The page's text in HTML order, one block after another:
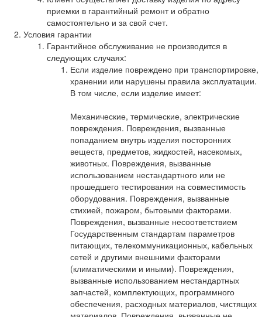
приемки в гарантийный ремонт и обратно
самостоятельно и за свой счет.
Условия гарантии
Гарантийное обслуживание не производится в
следующих случаях:
Если изделие повреждено при транспортировке,
хранении или нарушены правила эксплуатации.
В том числе, если изделие имеет:
Механические, термические, электрические
повреждения. Повреждения, вызванные
попаданием внутрь изделия посторонних
веществ, предметов, жидкостей, насекомых,
животных. Повреждения, вызванные
использованием нестандартного или не
прошедшего тестирования на совместимость
оборудования. Повреждения, вызванные
стихией, пожаром, бытовыми факторами.
Повреждения, вызванные несоответствием
Государственным стандартам параметров
питающих, телекоммуникационных, кабельных
сетей и другими внешними факторами
(климатическими и иными). Повреждения,
вызванные использованием нестандартных
запчастей, комплектующих, программного
обеспечения, расходных материалов, чистящих